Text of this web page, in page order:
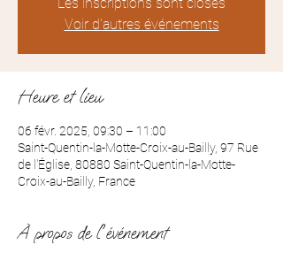
Voir d'autres événements
Heure et lieu
06 févr. 2025, 09:30 – 11:00
Saint-Quentin-la-Motte-Croix-au-Bailly, 97 Rue
de l'Église, 80880 Saint-Quentin-la-Motte-
Croix-au-Bailly, France
À propos de l'événement